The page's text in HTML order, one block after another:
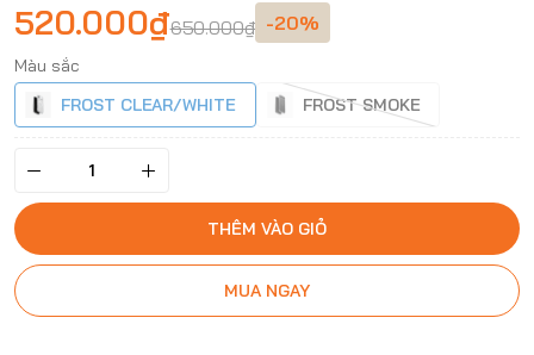
520.000₫650.000₫ -20%
Màu sắc
FROST CLEAR/WHITE
FROST SMOKE
THÊM VÀO GIỎ
MUA NGAY